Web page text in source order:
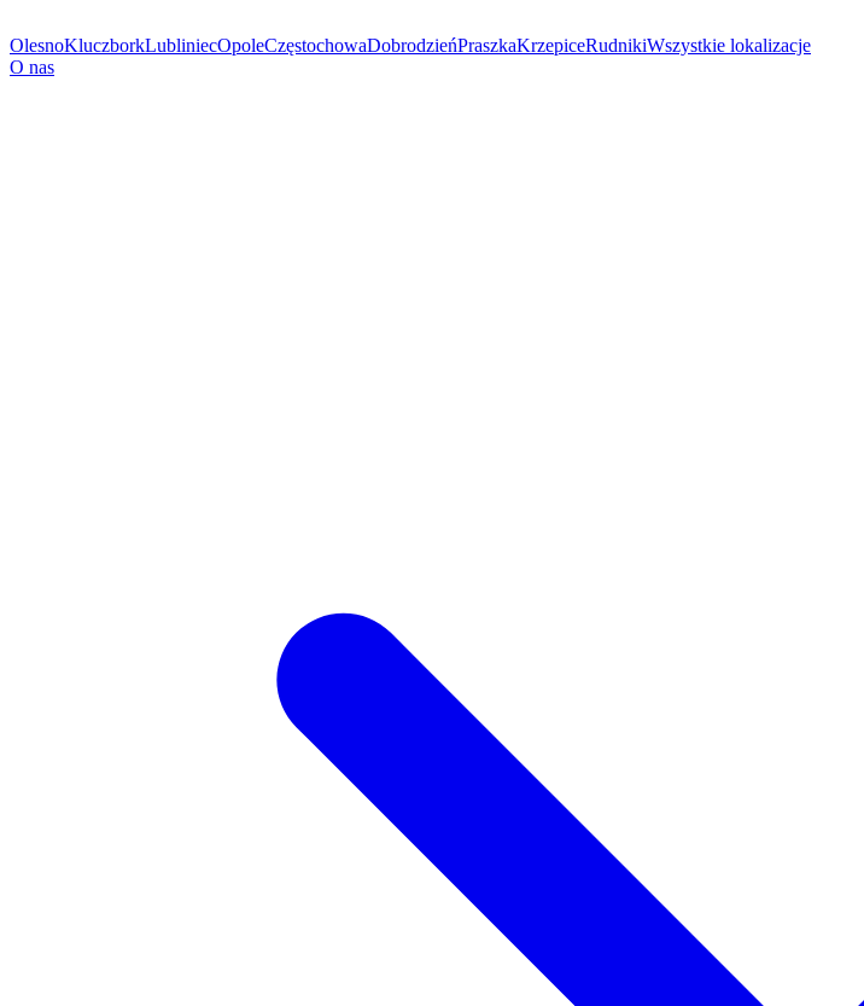
OlesnoKluczborkLubliniecOpoleCzęstochowaDobrodzieńPraszkaKrzepiceRudnikiWszystkie lokalizacje
O nas